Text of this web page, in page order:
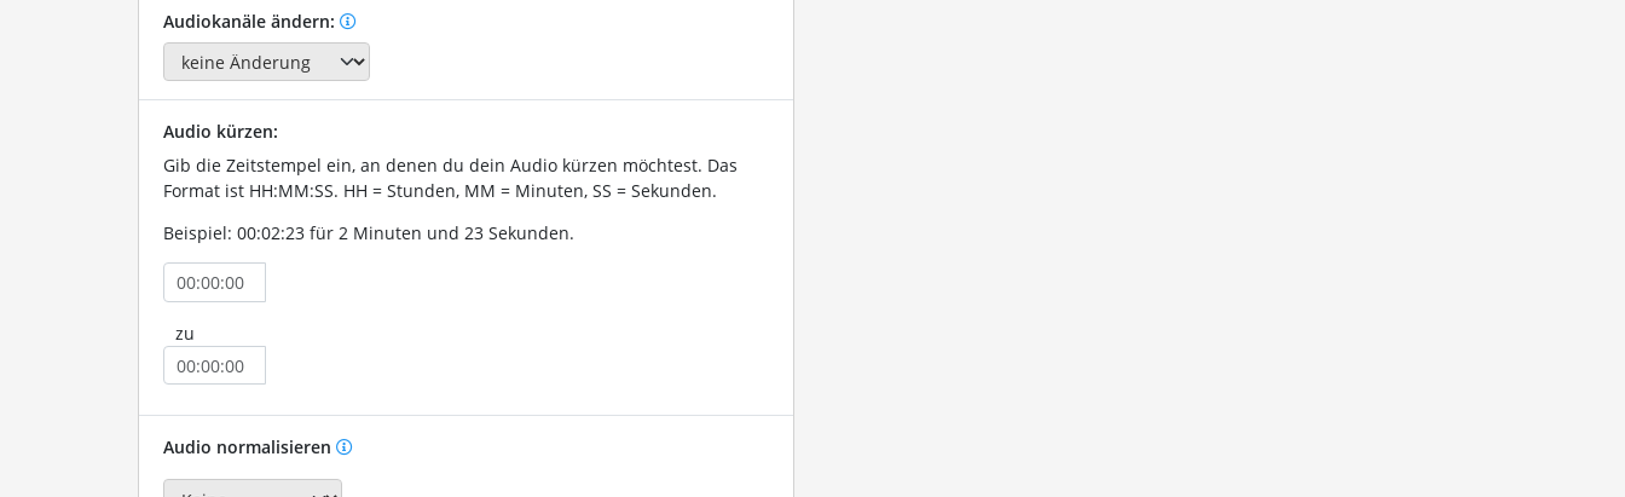
Audiokanäle ändern:
Audio kürzen:
Gib die Zeitstempel ein, an denen du dein Audio kürzen möchtest. Das
Format ist HH:MM:SS. HH = Stunden, MM = Minuten, SS = Sekunden.
Beispiel: 00:02:23 für 2 Minuten und 23 Sekunden.
zu
Audio normalisieren